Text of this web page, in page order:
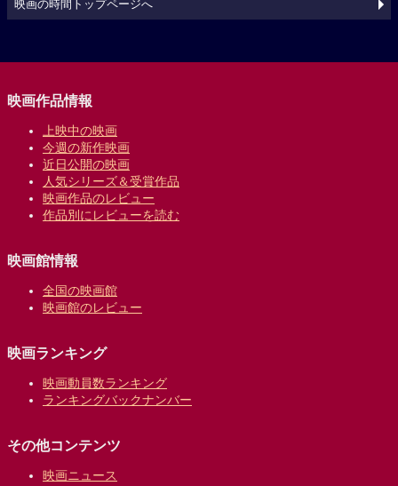
映画の時間トップページへ
映画作品情報
上映中の映画
今週の新作映画
近日公開の映画
人気シリーズ＆受賞作品
映画作品のレビュー
作品別にレビューを読む
映画館情報
全国の映画館
映画館のレビュー
映画ランキング
映画動員数ランキング
ランキングバックナンバー
その他コンテンツ
映画ニュース